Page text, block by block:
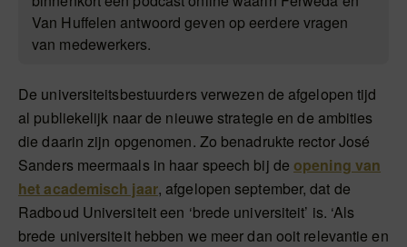
Van Huffelen antwoord geven op eerdere vragen
van medewerkers.
De universiteitsbestuurders verwezen de afgelopen tijd
al publiekelijk naar de nieuwe strategie en de ambities
die daarin zijn opgenomen. Zo benadrukte rector José
Sanders meermaals in haar speech bij deopening van
het academisch jaar, afgelopen september, dat de
Radboud Universiteit een ‘brede universiteit’ is. ‘Als
brede universiteit hebben we meer dan ooit relevantie en